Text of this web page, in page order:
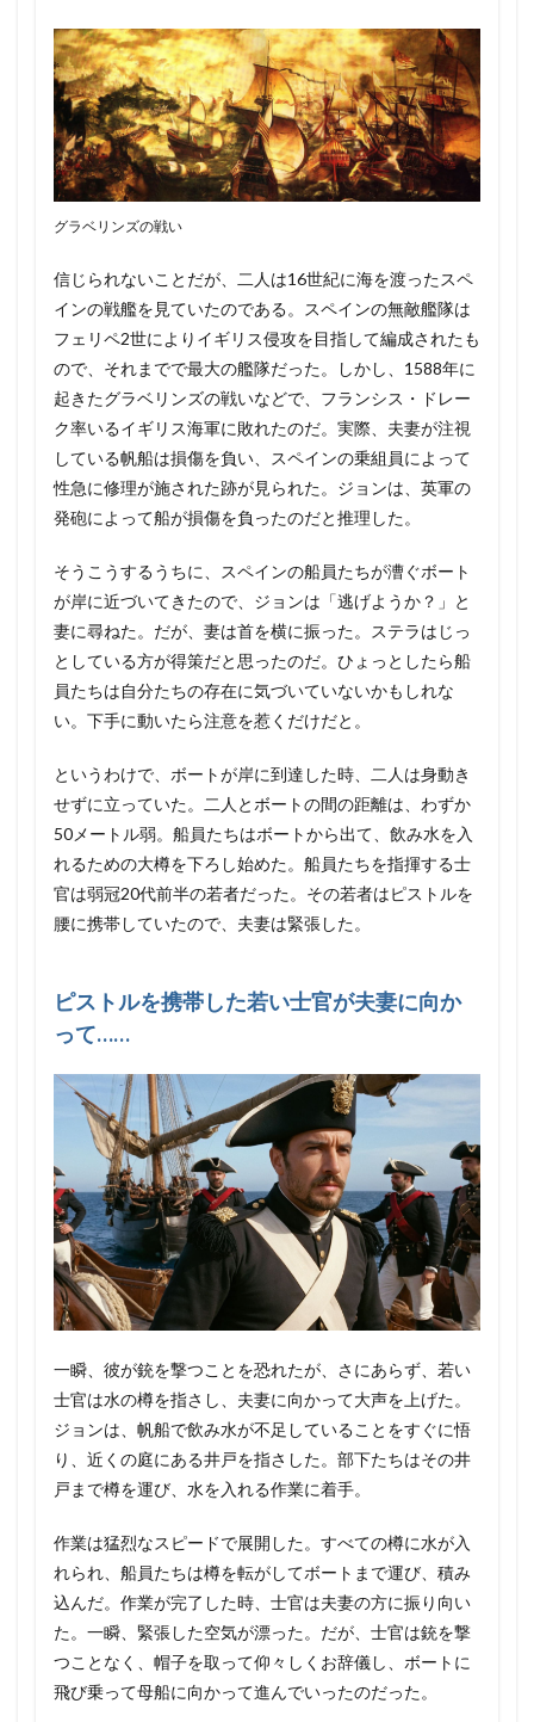
グラベリンズの戦い
信じられないことだが、二人は16世紀に海を渡ったスペ
インの戦艦を見ていたのである。スペインの無敵艦隊は
フェリペ2世によりイギリス侵攻を目指して編成されたも
ので、それまでで最大の艦隊だった。しかし、1588年に
起きたグラベリンズの戦いなどで、フランシス・ドレー
ク率いるイギリス海軍に敗れたのだ。実際、夫妻が注視
している帆船は損傷を負い、スペインの乗組員によって
性急に修理が施された跡が見られた。ジョンは、英軍の
発砲によって船が損傷を負ったのだと推理した。
そうこうするうちに、スペインの船員たちが漕ぐボート
が岸に近づいてきたので、ジョンは「逃げようか？」と
妻に尋ねた。だが、妻は首を横に振った。ステラはじっ
としている方が得策だと思ったのだ。ひょっとしたら船
員たちは自分たちの存在に気づいていないかもしれな
い。下手に動いたら注意を惹くだけだと。
というわけで、ボートが岸に到達した時、二人は身動き
せずに立っていた。二人とボートの間の距離は、わずか
50メートル弱。船員たちはボートから出て、飲み水を入
れるための大樽を下ろし始めた。船員たちを指揮する士
官は弱冠20代前半の若者だった。その若者はピストルを
腰に携帯していたので、夫妻は緊張した。
ピストルを携帯した若い士官が夫妻に向か
って……
一瞬、彼が銃を撃つことを恐れたが、さにあらず、若い
士官は水の樽を指さし、夫妻に向かって大声を上げた。
ジョンは、帆船で飲み水が不足していることをすぐに悟
り、近くの庭にある井戸を指さした。部下たちはその井
戸まで樽を運び、水を入れる作業に着手。
作業は猛烈なスピードで展開した。すべての樽に水が入
れられ、船員たちは樽を転がしてボートまで運び、積み
込んだ。作業が完了した時、士官は夫妻の方に振り向い
た。一瞬、緊張した空気が漂った。だが、士官は銃を撃
つことなく、帽子を取って仰々しくお辞儀し、ボートに
飛び乗って母船に向かって進んでいったのだった。